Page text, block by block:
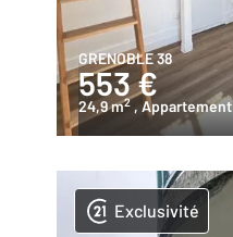
GRENOBLE 38
553 €
24,9 m2 , Appartement
Exclusivité